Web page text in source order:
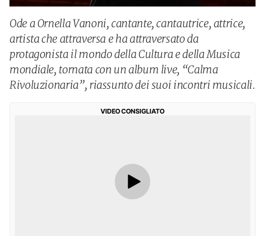
Ode a Ornella Vanoni, cantante, cantautrice, attrice,
artista che attraversa e ha attraversato da
protagonista il mondo della Cultura e della Musica
mondiale, tornata con un album live, “Calma
Rivoluzionaria”, riassunto dei suoi incontri musicali.
VIDEO CONSIGLIATO